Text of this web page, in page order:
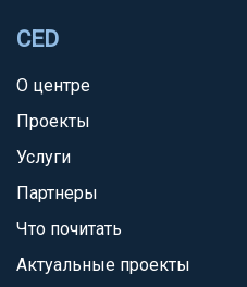
CED
О центре
Проекты
Услуги
Партнеры
Что почитать
Актуальные проекты